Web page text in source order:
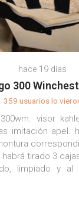
hace 19 días
300
359 usuarios lo
visor
imitación apel.
tirado 3
limpiado y al